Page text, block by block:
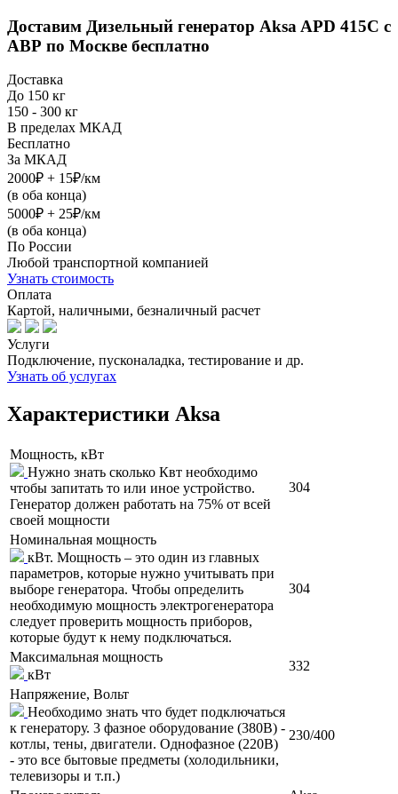
Доставим Дизельный генератор Aksa APD 415C с
АВР по Москве бесплатно
Доставка
До 150 кг
150 - 300 кг
В пределах МКАД
Бесплатно
За МКАД
2000₽ + 15₽/км
(в оба конца)
5000₽ + 25₽/км
(в оба конца)
По России
Любой транспортной компанией
Узнать стоимость
Оплата
Картой, наличными, безналичный расчет
Услуги
Подключение, пусконаладка, тестирование и др.
Узнать об услугах
Характеристики Aksa
Мощность, кВт
Нужно знать сколько Квт необходимо
чтобы запитать то или иное устройство.
Генератор должен работать на 75% от всей
своей мощности
304
Номинальная мощность
кВт. Мощность – это один из главных
параметров, которые нужно учитывать при
выборе генератора. Чтобы определить
необходимую мощность электрогенератора
следует проверить мощность приборов,
которые будут к нему подключаться.
304
Максимальная мощность
кВт
332
Напряжение, Вольт
Необходимо знать что будет подключаться
к генератору. 3 фазное оборудование (380В) -
котлы, тены, двигатели. Однофазное (220В)
- это все бытовые предметы (холодильники,
телевизоры и т.п.)
230/400